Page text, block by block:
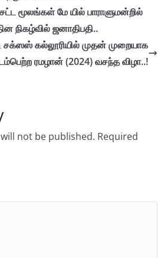
மூலங்கள் மே யில் பாராளுமன்றில்
நிகழ்வில் ஜனாதிபதி..
சக்ஸஸ் கல்லூரியில் முதன் முறையாக
ரமழான் (2024) வசந்த விழா..!
not be published. Required